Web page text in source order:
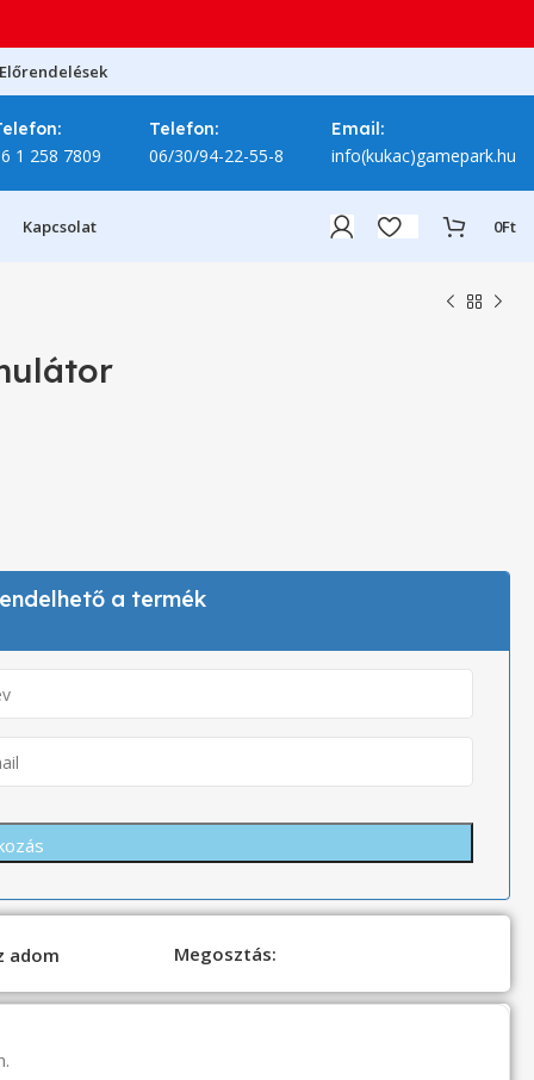
Előrendelések
1 258 7809
Telefon:
06/30/94-22-55-8
Email:
info(kukac)gamepark.hu
Kapcsolat 0Ft
a termék
adom Megosztás: